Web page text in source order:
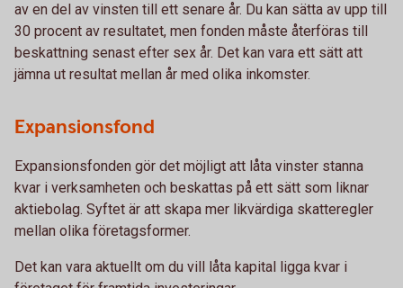
av en del av vinsten till ett senare år. Du kan sätta av upp till
30 procent av resultatet, men fonden måste återföras till
beskattning senast efter sex år. Det kan vara ett sätt att
jämna ut resultat mellan år med olika inkomster.
Expansionsfond
Expansionsfonden gör det möjligt att låta vinster stanna
kvar i verksamheten och beskattas på ett sätt som liknar
aktiebolag. Syftet är att skapa mer likvärdiga skatteregler
mellan olika företagsformer.
Det kan vara aktuellt om du vill låta kapital ligga kvar i